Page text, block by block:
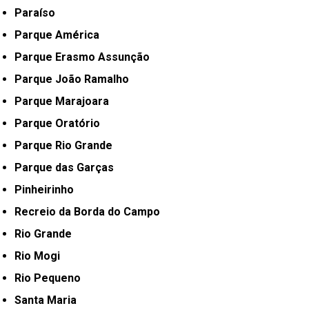
Paraíso
Parque América
Parque Erasmo Assunção
Parque João Ramalho
Parque Marajoara
Parque Oratório
Parque Rio Grande
Parque das Garças
Pinheirinho
Recreio da Borda do Campo
Rio Grande
Rio Mogi
Rio Pequeno
Santa Maria